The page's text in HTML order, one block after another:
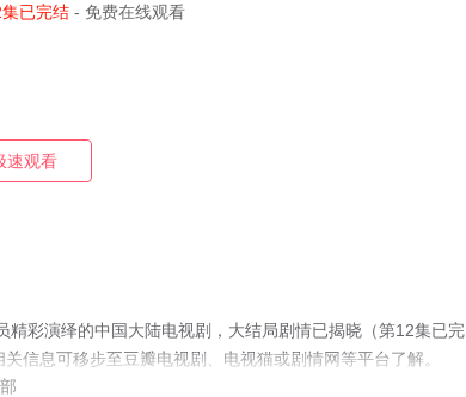
已完结 - 免费在线观看
速观看
彩演绎的中国大陆电视剧，大结局剧情已揭晓（第12集已完
信息可移步至豆瓣电视剧、电视猫或剧情网等平台了解。